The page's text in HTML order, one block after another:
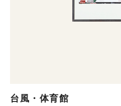
台風・体育館